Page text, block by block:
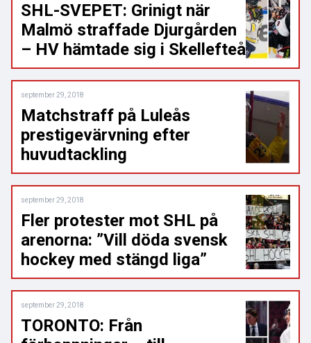
SHL-SVEPET: Grinigt när
Malmö straffade Djurgården
– HV hämtade sig i Skellefteå
september 29, 2018
Matchstraff på Luleås
prestigevärvning efter
huvudtackling
september 29, 2018
Fler protester mot SHL på
arenorna: ”Vill döda svensk
hockey med stängd liga”
september 29, 2018
TORONTO: Från